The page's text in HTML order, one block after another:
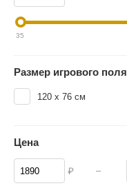
35
Размер игрового поля
120 х 76 см
Цена
₽ –